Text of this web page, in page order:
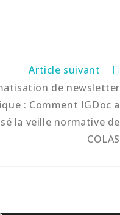
Article suivant
de newsletter
: Comment IGDoc a
la veille normative de
COLAS